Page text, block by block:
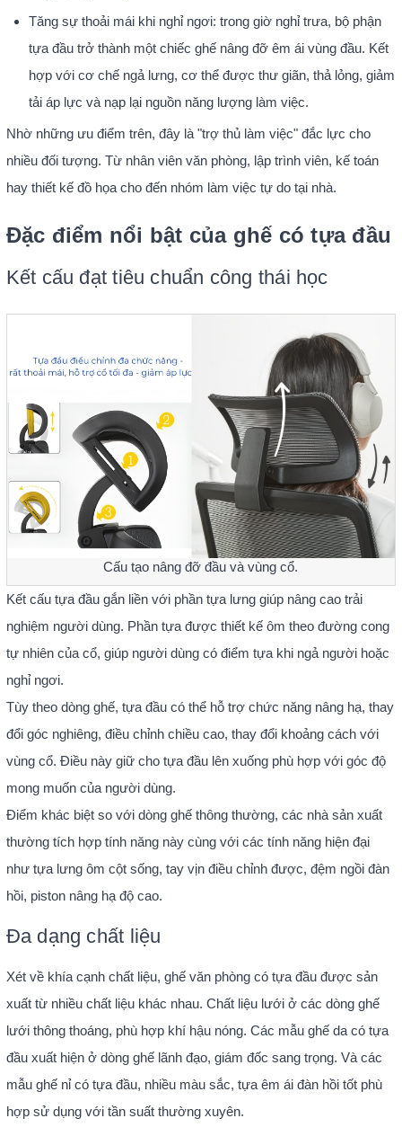
Tăng sự thoải mái khi nghỉ ngơi: trong giờ nghỉ trưa, bộ phận
tựa đầu trở thành một chiếc ghế nâng đỡ êm ái vùng đầu. Kết
hợp với cơ chế ngả lưng, cơ thể được thư giãn, thả lỏng, giảm
tải áp lực và nạp lại nguồn năng lượng làm việc.
Nhờ những ưu điểm trên, đây là "trợ thủ làm việc" đắc lực cho
nhiều đối tượng. Từ nhân viên văn phòng, lập trình viên, kế toán
hay thiết kế đồ họa cho đến nhóm làm việc tự do tại nhà.
Đặc điểm nổi bật của ghế có tựa đầu
Kết cấu đạt tiêu chuẩn công thái học
Cấu tạo nâng đỡ đầu và vùng cổ.
Kết cấu tựa đầu gắn liền với phần tựa lưng giúp nâng cao trải
nghiệm người dùng. Phần tựa được thiết kế ôm theo đường cong
tự nhiên của cổ, giúp người dùng có điểm tựa khi ngả người hoặc
nghỉ ngơi.
Tùy theo dòng ghế, tựa đầu có thể hỗ trợ chức năng nâng hạ, thay
đổi góc nghiêng, điều chỉnh chiều cao, thay đổi khoảng cách với
vùng cổ. Điều này giữ cho tựa đầu lên xuống phù hợp với góc độ
mong muốn của người dùng.
Điểm khác biệt so với dòng ghế thông thường, các nhà sản xuất
thường tích hợp tính năng này cùng với các tính năng hiện đại
như tựa lưng ôm cột sống, tay vịn điều chỉnh được, đệm ngồi đàn
hồi, piston nâng hạ độ cao.
Đa dạng chất liệu
Xét về khía cạnh chất liệu, ghế văn phòng có tựa đầu được sản
xuất từ nhiều chất liệu khác nhau. Chất liệu lưới ở các dòng ghế
lưới thông thoáng, phù hợp khí hậu nóng. Các mẫu ghế da có tựa
đầu xuất hiện ở dòng ghế lãnh đạo, giám đốc sang trọng. Và các
mẫu ghế nỉ có tựa đầu, nhiều màu sắc, tựa êm ái đàn hồi tốt phù
hợp sử dụng với tần suất thường xuyên.